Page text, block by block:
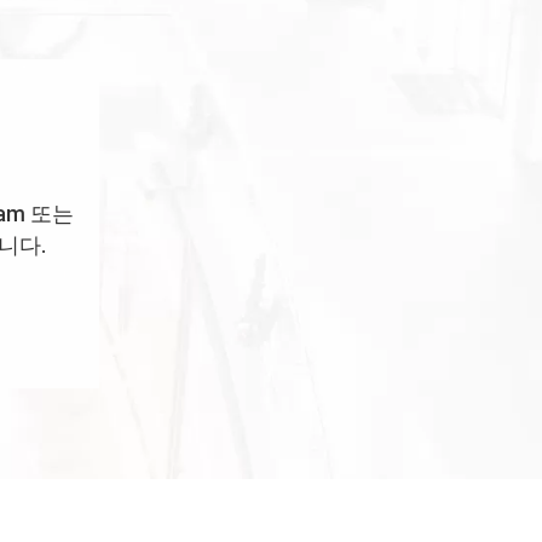
또는
다.